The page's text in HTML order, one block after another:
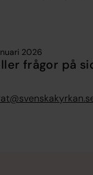
2026
frågor på